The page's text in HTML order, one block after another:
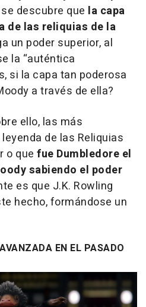
se descubre que la capa
de las reliquias de la
un poder superior, al
la “auténtica
si la capa tan poderosa
a través de ella?
ello, las más
de las Reliquias
o que fue Dumbledore el
sabiendo el poder
es que J.K. Rowling
hecho, formándose un
EN EL PASADO